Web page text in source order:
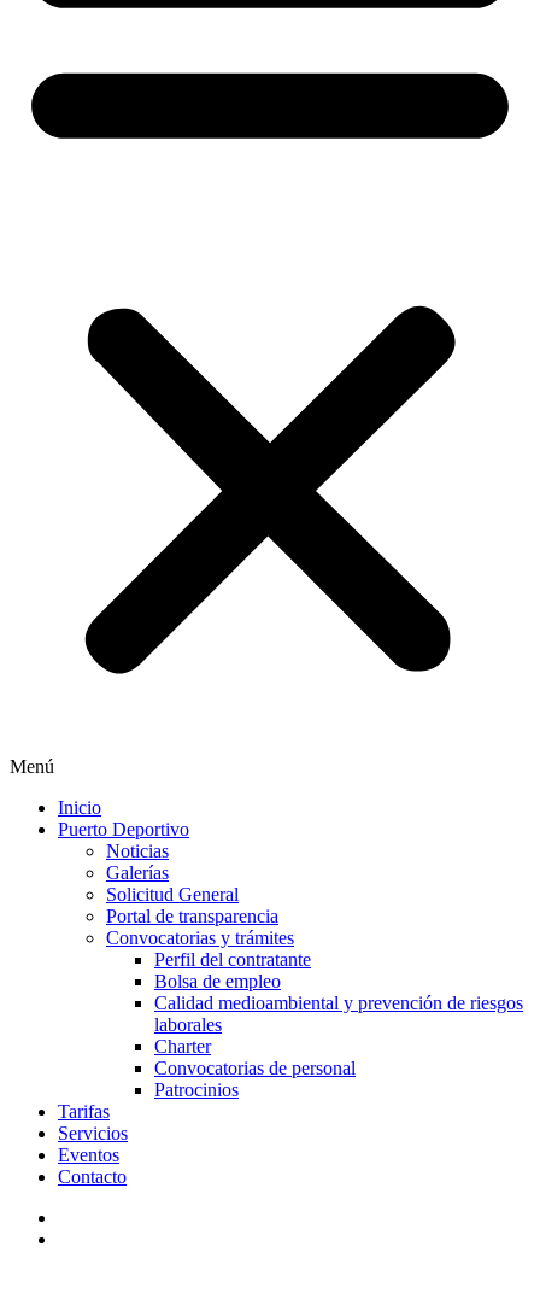
Menú
Inicio
Puerto Deportivo
Noticias
Galerías
Solicitud General
Portal de transparencia
Convocatorias y trámites
Perfil del contratante
Bolsa de empleo
Calidad medioambiental y prevención de riesgos
laborales
Charter
Convocatorias de personal
Patrocinios
Tarifas
Servicios
Eventos
Contacto